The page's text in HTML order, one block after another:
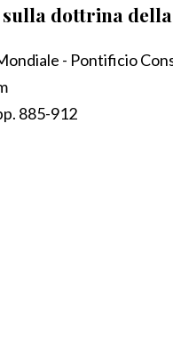
dottrina
- Pontificio
885-912